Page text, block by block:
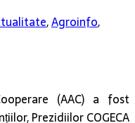
,Agroinfo,
(AAC) a fost
Prezidiilor COGECA